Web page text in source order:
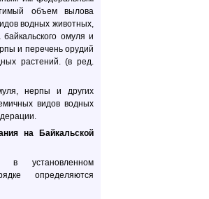
объем вылова
водных животных,
омуля и
и перечень орудий
растений. (в ред.
нерпы и других
видов водных
на Байкальской
установленном
определяются